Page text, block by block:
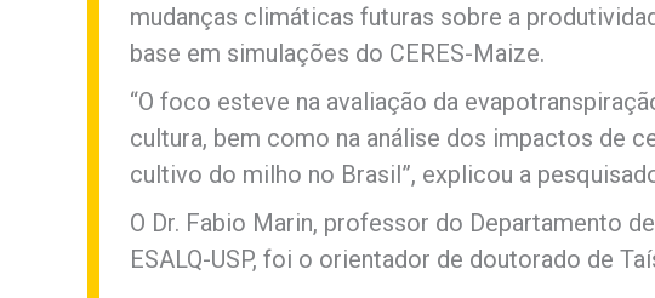
mudanças climáticas futuras sobre a
base em simulações do CERES-Maize.
“O foco esteve na avaliação da
cultura, bem como na análise dos impactos de
cultivo do milho no Brasil”, explicou a
O Dr. Fabio Marin, professor do Departamento
ESALQ-USP, foi o orientador de doutorado de